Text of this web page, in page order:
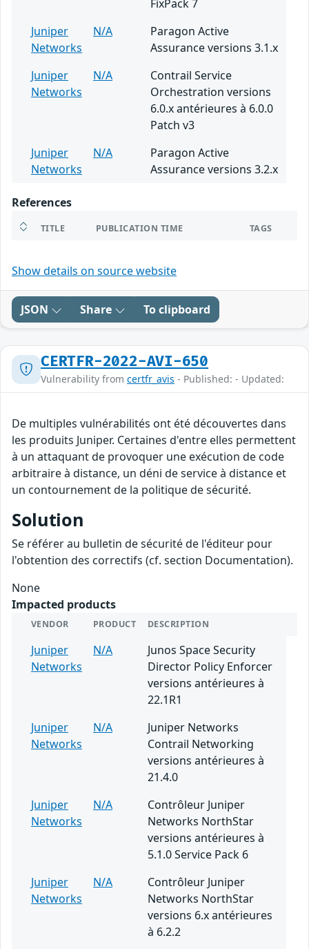
FixPack 7
Juniper
Networks
N/A
Paragon Active
Assurance versions 3.1.x
Juniper
Networks
N/A
Contrail Service
Orchestration versions
6.0.x antérieures à 6.0.0
Patch v3
Juniper
Networks
N/A
Paragon Active
Assurance versions 3.2.x
References
TITLE PUBLICATION TIME TAGS
Show details on source website
JSON Share To clipboard
CERTFR-2022-AVI-650
Vulnerability from certfr_avis - Published: - Updated:
De multiples vulnérabilités ont été découvertes dans
les produits Juniper. Certaines d'entre elles permettent
à un attaquant de provoquer une exécution de code
arbitraire à distance, un déni de service à distance et
un contournement de la politique de sécurité.
Solution
Se référer au bulletin de sécurité de l'éditeur pour
l'obtention des correctifs (cf. section Documentation).
None
Impacted products
VENDOR PRODUCT DESCRIPTION
Juniper
Networks
N/A
Junos Space Security
Director Policy Enforcer
versions antérieures à
22.1R1
Juniper
Networks
N/A
Juniper Networks
Contrail Networking
versions antérieures à
21.4.0
Juniper
Networks
N/A
Contrôleur Juniper
Networks NorthStar
versions antérieures à
5.1.0 Service Pack 6
Juniper
Networks
N/A
Contrôleur Juniper
Networks NorthStar
versions 6.x antérieures
à 6.2.2